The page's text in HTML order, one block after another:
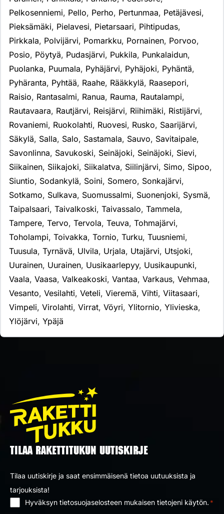
Pelkosenniemi, Pello, Perho, Pertunmaa, Petäjävesi,
Pieksämäki, Pielavesi, Pietarsaari, Pihtipudas,
Pirkkala, Polvijärvi, Pomarkku, Pornainen, Porvoo,
Posio, Pöytyä, Pudasjärvi, Pukkila, Punkalaidun,
Puolanka, Puumala, Pyhäjärvi, Pyhäjoki, Pyhäntä,
Pyhäranta, Pyhtää, Raahe, Rääkkylä, Raasepori,
Raisio, Rantasalmi, Ranua, Rauma, Rautalampi,
Rautavaara, Rautjärvi, Reisjärvi, Riihimäki, Ristijärvi,
Rovaniemi, Ruokolahti, Ruovesi, Rusko, Saarijärvi,
Säkylä, Salla, Salo, Sastamala, Sauvo, Savitaipale,
Savonlinna, Savukoski, Seinäjoki, Seinäjoki, Sievi,
Siikainen, Siikajoki, Siikalatva, Siilinjärvi, Simo, Sipoo,
Siuntio, Sodankylä, Soini, Somero, Sonkajärvi,
Sotkamo, Sulkava, Suomussalmi, Suonenjoki, Sysmä,
Taipalsaari, Taivalkoski, Taivassalo, Tammela,
Tampere, Tervo, Tervola, Teuva, Tohmajärvi,
Toholampi, Toivakka, Tornio, Turku, Tuusniemi,
Tuusula, Tyrnävä, Ulvila, Urjala, Utajärvi, Utsjoki,
Uurainen, Uurainen, Uusikaarlepyy, Uusikaupunki,
Vaala, Vaasa, Valkeakoski, Vantaa, Varkaus, Vehmaa,
Vesanto, Vesilahti, Veteli, Vieremä, Vihti, Viitasaari,
Vimpeli, Virolahti, Virrat, Vöyri, Ylitornio, Ylivieska,
Ylöjärvi, Ypäjä
TILAA RAKETTITUKUN UUTISKIRJE
Tilaa uutiskirje ja saat ensimmäisenä tietoa uutuuksista ja
tarjouksista!
Hyväksyn tietosuojaselosteen mukaisen tietojeni käytön. *